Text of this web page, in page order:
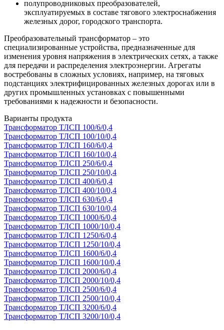
полупроводниковых преобразователей,
эксплуатируемых в составе тягового электроснабжения
железных дорог, городского транспорта.
Преобразовательный трансформатор – это
специализированные устройства, предназначенные для
изменения уровня напряжения в электрических сетях, а также
для передачи и распределения электроэнергии. Агрегаты
востребованы в сложных условиях, например, на тяговых
подстанциях электрифицированных железных дорогах или в
других промышленных установках с повышенными
требованиями к надежности и безопасности.
Варианты продукта
Трансформатор ТЛСП 100/6/0,4
Трансформатор ТЛСП 100/10/0,4
Трансформатор ТЛСП 160/6/0,4
Трансформатор ТЛСП 160/10/0,4
Трансформатор ТЛСП 250/6/0,4
Трансформатор ТЛСП 250/10/0,4
Трансформатор ТЛСП 400/6/0,4
Трансформатор ТЛСП 400/10/0,4
Трансформатор ТЛСП 630/6/0,4
Трансформатор ТЛСП 630/10/0,4
Трансформатор ТЛСП 1000/6/0,4
Трансформатор ТЛСП 1000/10/0,4
Трансформатор ТЛСП 1250/6/0,4
Трансформатор ТЛСП 1250/10/0,4
Трансформатор ТЛСП 1600/6/0,4
Трансформатор ТЛСП 1600/10/0,4
Трансформатор ТЛСП 2000/6/0,4
Трансформатор ТЛСП 2000/10/0,4
Трансформатор ТЛСП 2500/6/0,4
Трансформатор ТЛСП 2500/10/0,4
Трансформатор ТЛСП 3200/6/0,4
Трансформатор ТЛСП 3200/10/0,4